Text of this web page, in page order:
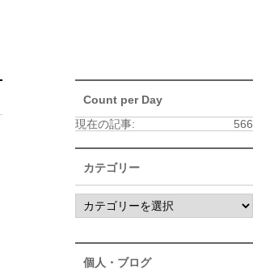
Count per Day
566
現在の記事:
カテゴリー
個人・ブログ